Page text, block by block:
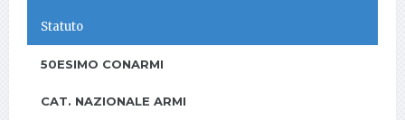
Statuto
50ESIMO CONARMI
CAT. NAZIONALE ARMI